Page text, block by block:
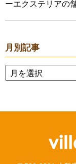
ーエクステリアの
月別記事